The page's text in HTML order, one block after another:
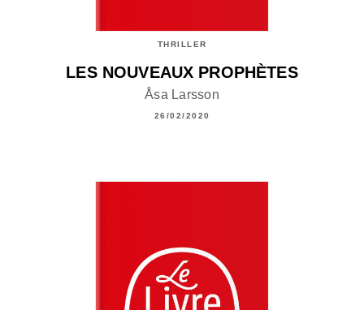
THRILLER
LES NOUVEAUX PROPHÈTES
Åsa Larsson
26/02/2020